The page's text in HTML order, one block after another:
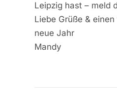
Leipzig hast – meld
Liebe Grüße &
neue Jahr
Mandy